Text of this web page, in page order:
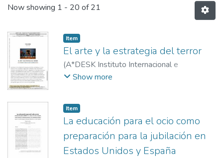
Policies
Now showing 1 - 20 of 21
Item
El arte y la estrategia del terror
(A*DESK Instituto Internacional e
Independiente de Crítica y Arte
Show more
Item
La educación para el ocio como
preparación para la jubilación en
Estados Unidos y España